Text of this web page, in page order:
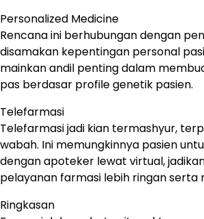
Personalized Medicine
Rencana ini berhubungan dengan
disamakan kepentingan personal
mainkan andil penting dalam
pas berdasar profile genetik pasien.
Telefarmasi
Telefarmasi jadi kian termashyur,
wabah. Ini memungkinnya pasien
dengan apoteker lewat virtual,
pelayanan farmasi lebih ringan serta
Ringkasan